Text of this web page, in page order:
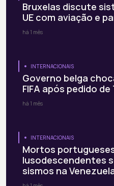
Bruxelas discute
UE com aviação e
há 1 mês
INTERNACIONAIS
Governo belga
FIFA após pedido de
há 1 mês
INTERNACIONAIS
Mortos
lusodescendentes
sismos na